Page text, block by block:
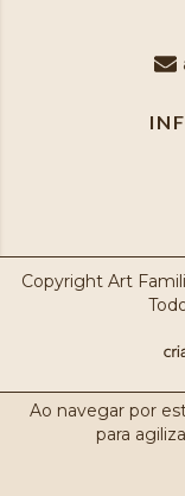
Ao navegar por
para
Copyright Art